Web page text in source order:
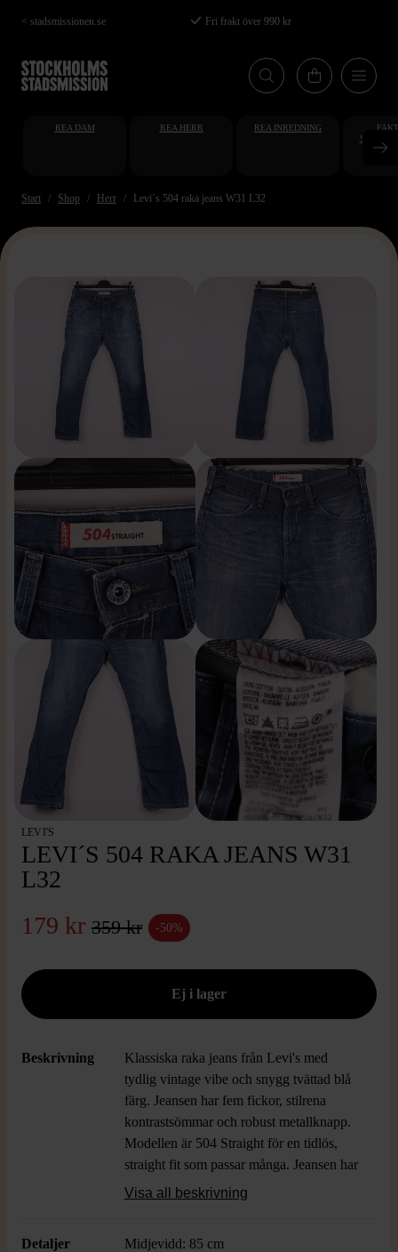
Hoppa
till
huvudinnehåll
< stadsmissionen.se Fri frakt över 990 kr
REA DAM REA HERR REA INREDNING
Start Shop Herr Levi´s 504 raka jeans W31 L32
LEVI'S
LEVI´S 504 RAKA JEANS W31
L32
179 kr 359 kr -50%
Beskrivning
Klassiska raka jeans från Levi's med
tydlig vintage vibe och snygg tvättad blå
färg. Jeansen har fem fickor, stilrena
kontrastsömmar och robust metallknapp.
Modellen är 504 Straight för en tidlös,
straight fit som passar många. Jeansen har
slitstyrka och karaktär och passar dig som
Visa all beskrivning
Detaljer
Midjevidd: 85 cm